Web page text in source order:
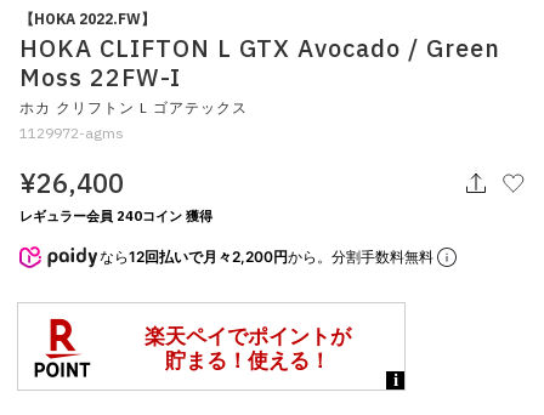
【HOKA 2022.FW】
HOKA CLIFTON L GTX Avocado / Green
Moss 22FW-I
ホカ クリフトン L ゴアテックス
1129972-agms
¥26,400
レギュラー会員 240コイン 獲得
なら12回払いで月々2,200円から。分割手数料無料